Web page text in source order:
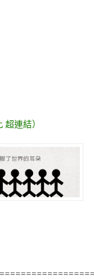
超連結）